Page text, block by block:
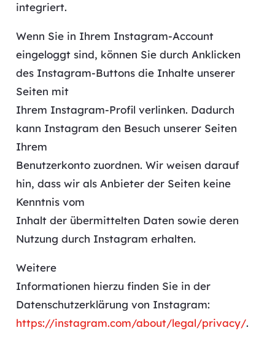
integriert.
Wenn Sie in Ihrem Instagram-Account
eingeloggt sind, können Sie durch Anklicken
des Instagram-Buttons die Inhalte unserer
Seiten mit
Ihrem Instagram-Profil verlinken. Dadurch
kann Instagram den Besuch unserer Seiten
Ihrem
Benutzerkonto zuordnen. Wir weisen darauf
hin, dass wir als Anbieter der Seiten keine
Kenntnis vom
Inhalt der übermittelten Daten sowie deren
Nutzung durch Instagram erhalten.
Weitere
Informationen hierzu finden Sie in der
Datenschutzerklärung von Instagram:
https://instagram.com/about/legal/privacy/.